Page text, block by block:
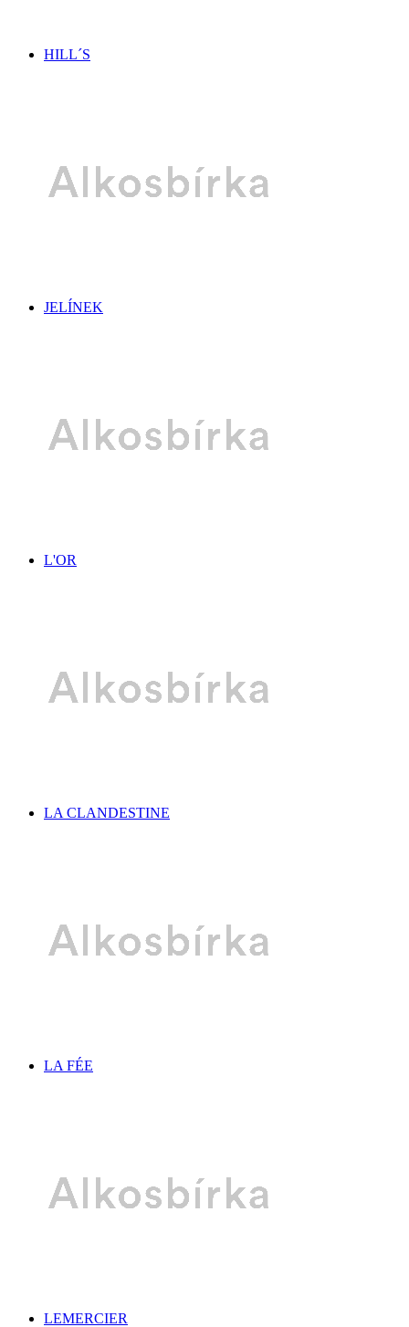
HILL´S
JELÍNEK
L'OR
LA CLANDESTINE
LA FÉE
LEMERCIER